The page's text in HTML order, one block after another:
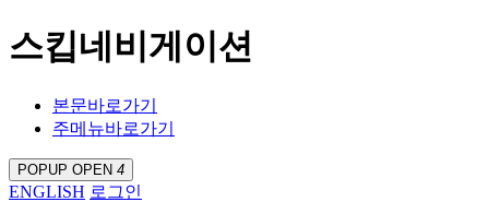
스킵네비게이션
본문바로가기
주메뉴바로가기
POPUP OPEN 4
ENGLISH 로그인